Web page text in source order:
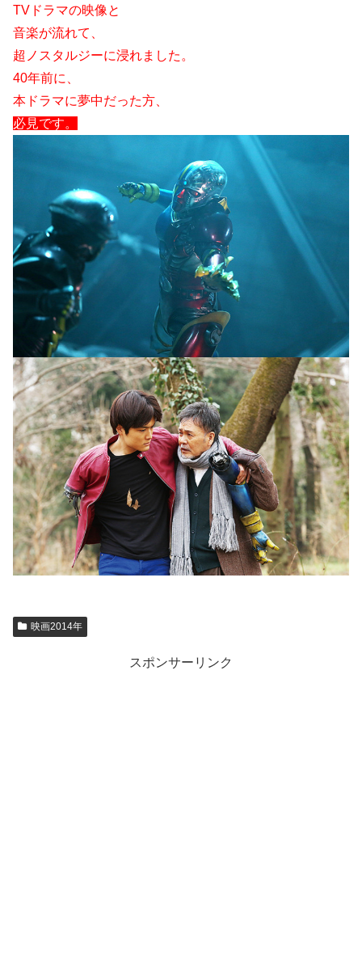
TVドラマの映像と
音楽が流れて、
超ノスタルジーに浸れました。
40年前に、
本ドラマに夢中だった方、
必見です。
映画2014年
スポンサーリンク